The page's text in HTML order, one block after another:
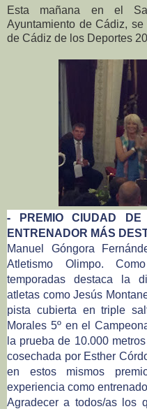
Esta mañana en el
Ayuntamiento de Cádiz,
de Cádiz de los Deportes
-
PREMIO CIUDAD
ENTRENADOR MÁS
Manuel Góngora
Atletismo Olimpo.
temporadas destaca la
atletas como Jesús
pista cubierta en triple
Morales 5º en el
la prueba de 10.000
cosechada por Esther
en estos mismos
experiencia como
Agradecer a todos/as los